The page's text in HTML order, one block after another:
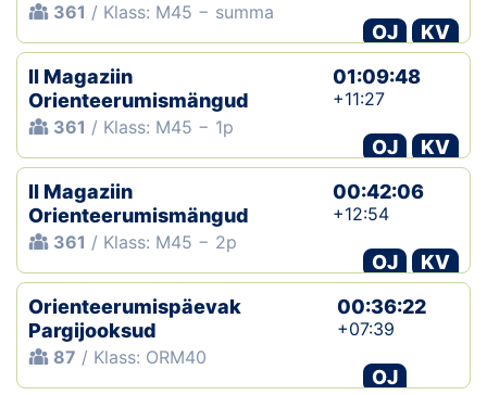
361 / Klass: M45 − summa
OJ
KV
II Magaziin
Orienteerumismängud
361 / Klass: M45 − 1p
01:09:48
+11:27
OJ
KV
II Magaziin
Orienteerumismängud
361 / Klass: M45 − 2p
00:42:06
+12:54
OJ
KV
Orienteerumispäevak
Pargijooksud
87 / Klass: ORM40
00:36:22
+07:39
OJ